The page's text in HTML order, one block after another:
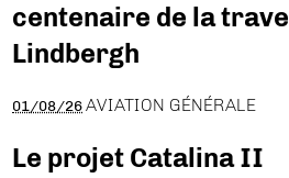
centenaire de la
Lindbergh
01/08/26 AVIATION GÉNÉRALE
Le projet Catalina II